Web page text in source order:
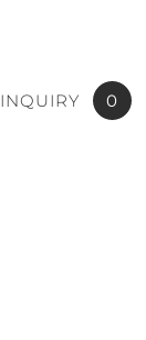
INQUIRY 0